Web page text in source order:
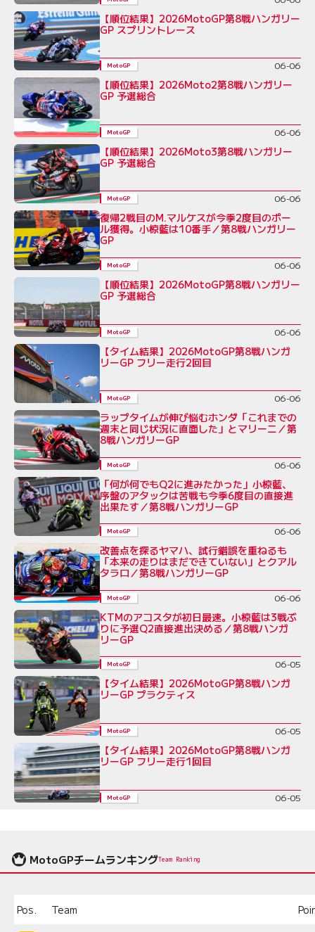
【順位結果】2026MotoGP第8戦ハンガリー
GP スプリントレース
MotoGP 06-06
【順位結果】2026Moto2第8戦ハンガリー
GP 予選総合
MotoGP 06-06
【順位結果】2026Moto3第8戦ハンガリー
GP 予選総合
MotoGP 06-06
復帰2戦目のM.マルケスが今季2度目のポー
ル獲得。小椋藍は10番手／第8戦ハンガリー
GP
MotoGP 06-06
【順位結果】2026MotoGP第8戦ハンガリー
GP 予選総合
MotoGP 06-06
【タイム結果】2026MotoGP第8戦ハンガ
リーGP フリー走行2回目
MotoGP 06-06
ラップタイムが伸び悩むホンダ「これまでの
週末と同じ状況に直面した」とマリーニ／第
8戦ハンガリーGP
MotoGP 06-06
「何が何でもQ2に進みたかった」小椋藍、
序盤のアタックは苦戦も今季6度目の直接進
出果たす／第8戦ハンガリーGP
MotoGP 06-06
改善点を探るヤマハ、試行錯誤を重ねるも
「本来の走りはまだできていない」とクアル
タラロ／第8戦ハンガリーGP
MotoGP 06-06
KTMのアコスタが初日最速。小椋藍は3戦ぶ
りに予選Q2直接進出決める／第8戦ハンガ
リーGP
MotoGP 06-05
【タイム結果】2026MotoGP第8戦ハンガ
リーGP プラクティス
MotoGP 06-05
【タイム結果】2026MotoGP第8戦ハンガ
リーGP フリー走行1回目
MotoGP 06-05
MotoGPチームランキングTeam Ranking
Pos. Team